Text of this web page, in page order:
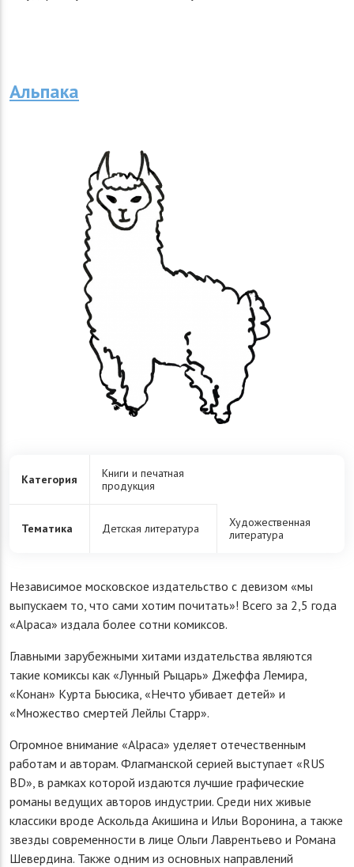
Альпака
Категория
Книги и печатная
продукция
Тематика Детская литература
Художественная
литература
Независимое московское издательство с девизом «мы
выпускаем то, что сами хотим почитать»! Всего за 2,5 года
«Alpaca» издала более сотни комиксов.
Главными зарубежными хитами издательства являются
такие комиксы как «Лунный Рыцарь» Джеффа Лемира,
«Конан» Курта Бьюсика, «Нечто убивает детей» и
«Множество смертей Лейлы Старр».
Огромное внимание «Alpaca» уделяет отечественным
работам и авторам. Флагманской серией выступает «RUS
BD», в рамках которой издаются лучшие графические
романы ведущих авторов индустрии. Среди них живые
классики вроде Аскольда Акишина и Ильи Воронина, а также
звезды современности в лице Ольги Лаврентьево и Романа
Шевердина. Также одним из основных направлений